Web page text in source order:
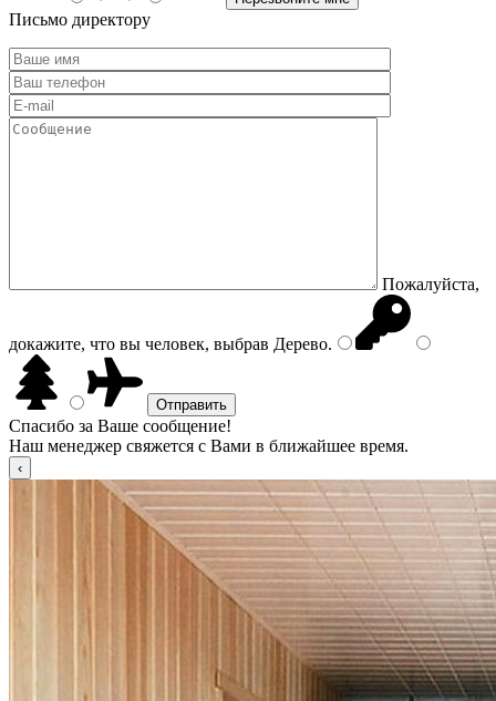
Письмо директору
Пожалуйста,
докажите, что вы человек, выбрав Дерево.
Спасибо за Ваше сообщение!
Наш менеджер свяжется с Вами в ближайшее время.